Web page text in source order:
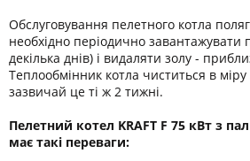
Обслуговування пелетного котла
необхідно періодично завантажувати
декілька днів) і видаляти золу -
Теплообмінник котла чиститься в
зазвичай це ті ж 2 тижні.
Пелетний котел KRAFT F 75 кВт з
має такі переваги: